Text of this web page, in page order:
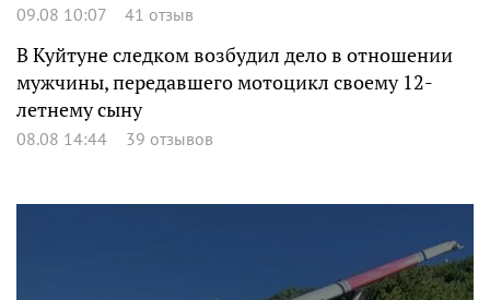
09.08 10:07 41 отзыв
В Куйтуне следком возбудил дело в отношении
мужчины, передавшего мотоцикл своему 12-
летнему сыну
08.08 14:44 39 отзывов